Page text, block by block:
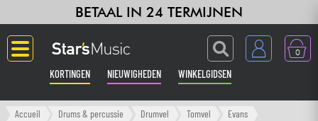
BETAAL IN 24 TERMIJNEN
0
KORTINGEN NIEUWIGHEDEN WINKELGIDSEN
Langue
Accueil Drums & percussie Drumvel Tomvel Evans